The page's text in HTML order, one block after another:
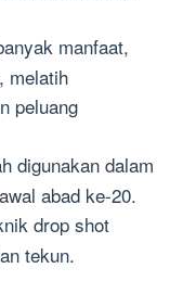
manfaat,
melatih
peluang
digunakan dalam
abad ke-20.
drop shot
tekun.